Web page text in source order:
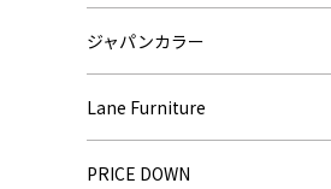
ジャパンカラー
Lane Furniture
PRICE DOWN